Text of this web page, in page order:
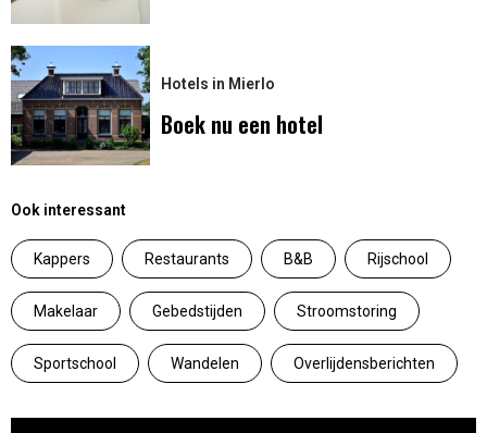
Hotels in Mierlo
Boek nu een hotel
Ook interessant
Kappers Restaurants B&B Rijschool
Makelaar Gebedstijden Stroomstoring
Sportschool Wandelen Overlijdensberichten